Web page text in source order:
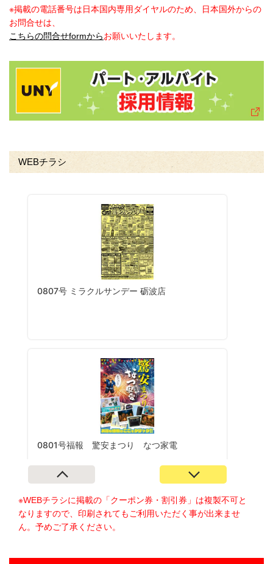
※掲載の電話番号は日本国内専用ダイヤルのため、日本国外からの
お問合せは、
こちらの問合せformからお願いいたします。
WEBチラシ
※WEBチラシに掲載の「クーポン券・割引券」は複製不可と
なりますので、印刷されてもご利用いただく事が出来ませ
ん。予めご了承ください。